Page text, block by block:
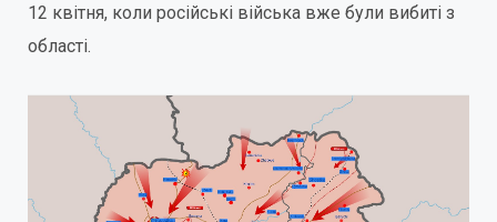
12 квітня, коли російські війська вже були вибиті з
області.